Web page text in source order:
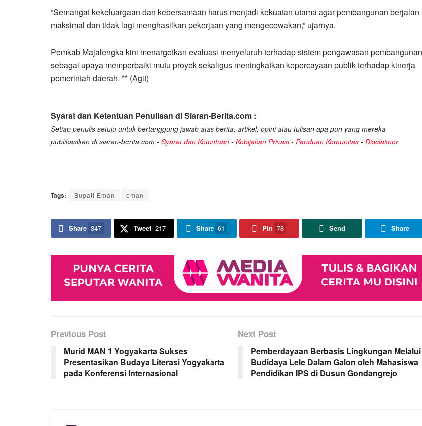
“Semangat kekeluargaan dan kebersamaan harus menjadi kekuatan utama agar pembangunan berjalan
maksimal dan tidak lagi menghasilkan pekerjaan yang mengecewakan,” ujarnya.
Pemkab Majalengka kini menargetkan evaluasi menyeluruh terhadap sistem pengawasan pembangunan
sebagai upaya memperbaiki mutu proyek sekaligus meningkatkan kepercayaan publik terhadap kinerja
pemerintah daerah. ** (Agit)
Syarat dan Ketentuan Penulisan di Siaran-Berita.com :
Setiap penulis setuju untuk bertanggung jawab atas berita, artikel, opini atau tulisan apa pun yang mereka
publikasikan di siaran-berita.com - Syarat dan Ketentuan - Kebijakan Privasi- Panduan Komunitas - Disclaimer
Tags: Bupati Eman eman
Share 347 Tweet 217 Share 61 Pin 78 Send Share
Previous Post
Murid MAN 1 Yogyakarta Sukses
Presentasikan Budaya Literasi Yogyakarta
pada Konferensi Internasional
Next Post
Pemberdayaan Berbasis Lingkungan Melalui
Budidaya Lele Dalam Galon oleh Mahasiswa
Pendidikan IPS di Dusun Gondangrejo